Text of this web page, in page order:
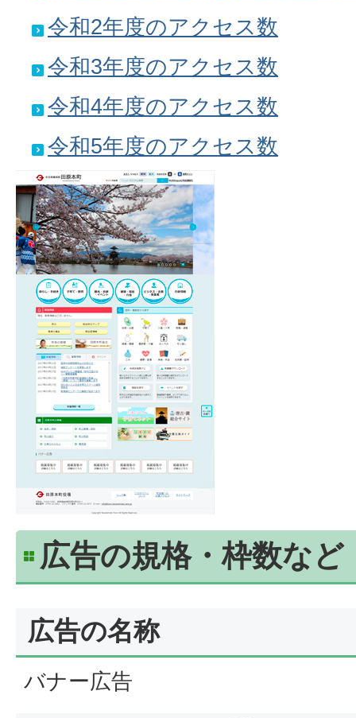
令和2年度のアクセス数
令和3年度のアクセス数
令和4年度のアクセス数
令和5年度のアクセス数
広告の規格・枠数など
広告の名称
バナー広告